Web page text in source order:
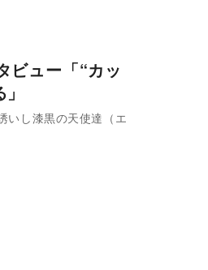
ビュー「“カッ
いし漆黒の天使達（エ